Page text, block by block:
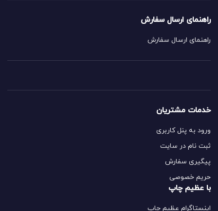
راهنمای ارسال سفارش
راهنمای ارسال سفارش
خدمات مشتریان
ورود به پنل کاربری
ثبت نام در سایت
پیگیری سفارش
حریم خصوصی
با عظیم چاپ
اینستاگرام عظیم چاپ